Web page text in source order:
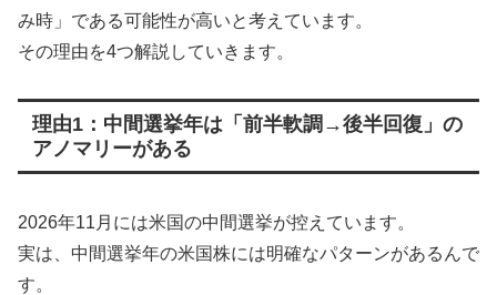
み時」である可能性が高いと考えています。
その理由を4つ解説していきます。
理由1：中間選挙年は「前半軟調→後半回復」の
アノマリーがある
2026年11月には米国の中間選挙が控えています。
実は、中間選挙年の米国株には明確なパターンがあるんで
す。